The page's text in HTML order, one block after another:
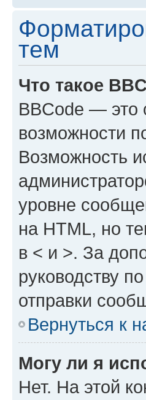
тем
Что такое
BBCode — это
возможности
Возможность
уровне
на HTML, но
в < и >. За
руководству
отправки
Вернуться к
Могу ли я
Нет. На этой